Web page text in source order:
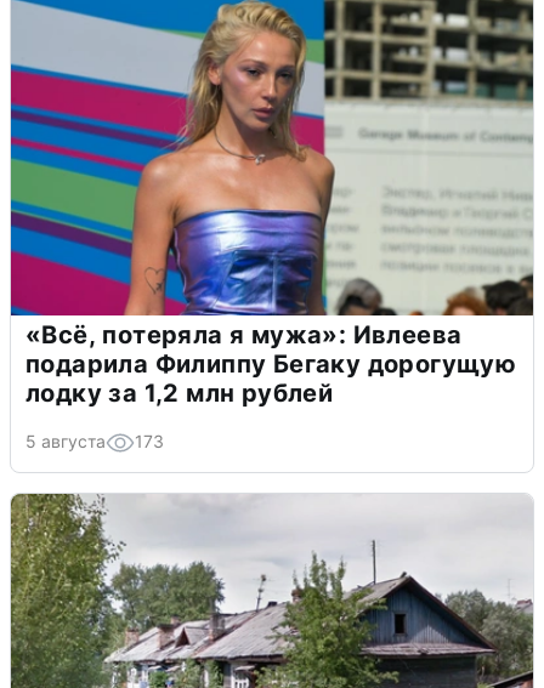
«Всё, потеряла я мужа»: Ивлеева
подарила Филиппу Бегаку дорогущую
лодку за 1,2 млн рублей
5 августа 173